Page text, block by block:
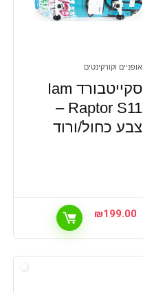
אופניים וקורקינטים
סקייטבורד Iam
Raptor S11 –
צבע כחול/ורוד
₪199.00